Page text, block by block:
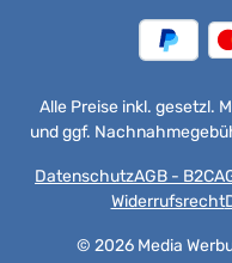
Alle Preise inkl. gesetzl.
und ggf.
© 2026 Media
DatenschutzAGB - B2C
Widerrufsrecht